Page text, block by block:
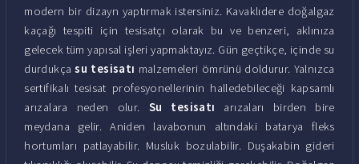
modern bir dizayn yaptırmak istersiniz. Kavaklıdere doğalgaz
kaçağı tespiti için tesisatçı olarak bu ve benzeri, aklınıza
gelecek tüm yapısal işleri yapmaktayız. Gün geçtikçe, içinde su
durdukçasu tesisatı malzemeleri ömrünü doldurur. Yalnızca
sertifikalı tesisat profesyonellerinin halledebileceği kapsamlı
arızalara neden olur. Su tesisatı arızaları birden bire
meydana gelir. Aniden lavabonun altındaki batarya fleks
hortumları patlayabilir. Musluk bozulabilir. Duşakabin gideri